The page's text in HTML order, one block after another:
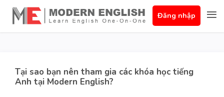
Đăng nhập
Tại sao bạn nên tham gia các khóa học tiếng
Anh tại Modern English?